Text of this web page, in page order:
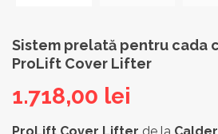
Sistem prelată pentru cada
ProLift Cover Lifter
1.718,00 lei